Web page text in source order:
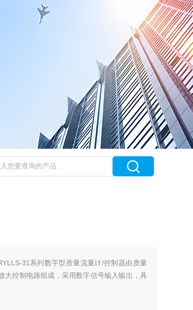
31系列数字型质量流量计/控制器由质量
大控制电路组成，采用数字信号输入输出，具